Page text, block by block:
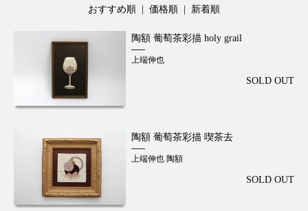
おすすめ順 価格順 | 新着順
陶額 葡萄茶彩描 holy grail
上端伸也
SOLD OUT
陶額 葡萄茶彩描 喫茶去
上端伸也 陶額
SOLD OUT